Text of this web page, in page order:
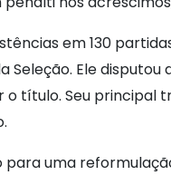
em 130
Ele disputou
o título. Seu principal
uma